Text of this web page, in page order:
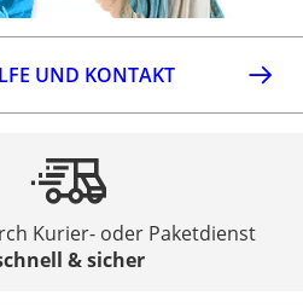
UND KONTAKT
Kurier- oder Paketdienst
& sicher